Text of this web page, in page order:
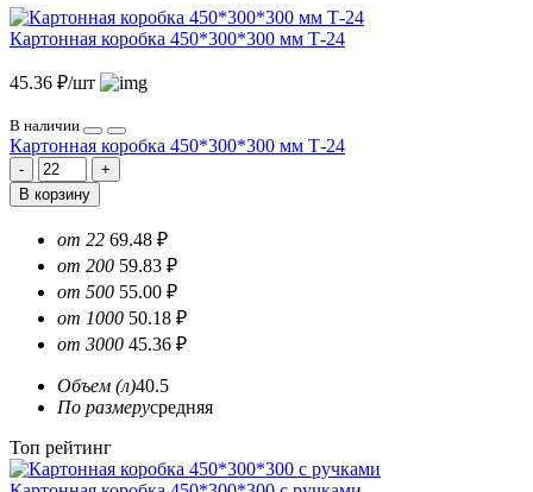
Картонная коробка 450*300*300 мм Т-24
45.36 ₽/шт
В наличии
Картонная коробка 450*300*300 мм Т-24
В корзину
от 22 69.48 ₽
от 200 59.83 ₽
от 500 55.00 ₽
от 1000 50.18 ₽
от 3000 45.36 ₽
Объем (л)40.5
По размерусредняя
Топ рейтинг